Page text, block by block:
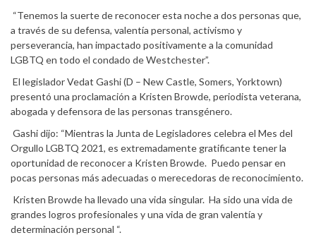
“Tenemos la suerte de reconocer esta noche a dos personas que,
a través de su defensa, valentía personal, activismo y
perseverancia, han impactado positivamente a la comunidad
LGBTQ en todo el condado de Westchester”.
El legislador Vedat Gashi (D – New Castle, Somers, Yorktown)
presentó una proclamación a Kristen Browde, periodista veterana,
abogada y defensora de las personas transgénero.
Gashi dijo: “Mientras la Junta de Legisladores celebra el Mes del
Orgullo LGBTQ 2021, es extremadamente gratificante tener la
oportunidad de reconocer a Kristen Browde. Puedo pensar en
pocas personas más adecuadas o merecedoras de reconocimiento.
Kristen Browde ha llevado una vida singular. Ha sido una vida de
grandes logros profesionales y una vida de gran valentía y
determinación personal “.